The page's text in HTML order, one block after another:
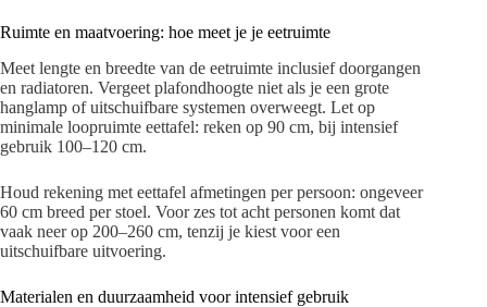
Ruimte en maatvoering: hoe meet je je eetruimte
Meet lengte en breedte van de eetruimte inclusief doorgangen
en radiatoren. Vergeet plafondhoogte niet als je een grote
hanglamp of uitschuifbare systemen overweegt. Let op
minimale loopruimte eettafel: reken op 90 cm, bij intensief
gebruik 100–120 cm.
Houd rekening met eettafel afmetingen per persoon: ongeveer
60 cm breed per stoel. Voor zes tot acht personen komt dat
vaak neer op 200–260 cm, tenzij je kiest voor een
uitschuifbare uitvoering.
Materialen en duurzaamheid voor intensief gebruik